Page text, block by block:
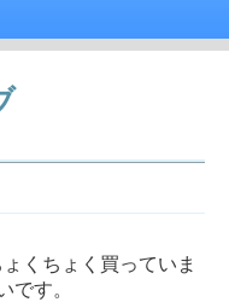
くちょく買っていま
です。